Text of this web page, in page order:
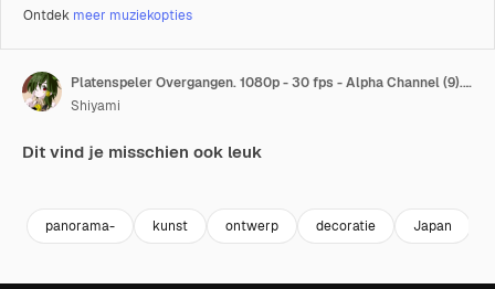
Ontdek meer muziekopties
Platenspeler Overgangen. 1080p - 30 fps - Alpha Channel (9).Mov
Shiyami
Dit vind je misschien ook leuk
panorama- kunst ontwerp decoratie Japan